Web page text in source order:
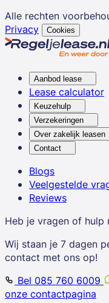
Alle rechten
Privacy
Cookies
Aanbod lease
Lease calculator
Keuzehulp
Verzekeringen
Over zakelijk leasen
Contact
Blogs
Veelgestelde
Reviews
Heb je vragen of hulp
Wij staan je 7 dagen
contact met ons op!
Bel 085 760 6009
onze contactpagina